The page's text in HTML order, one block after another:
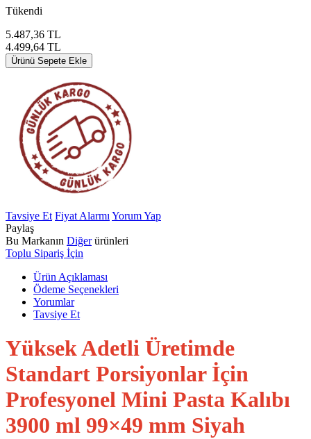
Tükendi
5.487,36 TL
4.499,64 TL
Ürünü Sepete Ekle
Tavsiye Et Fiyat Alarmı Yorum Yap
Paylaş
Bu Markanın Diğerürünleri
Toplu Sipariş İçin
Ürün Açıklaması
Ödeme Seçenekleri
Yorumlar
Tavsiye Et
Yüksek Adetli Üretimde
Standart Porsiyonlar İçin
Profesyonel Mini Pasta Kalıbı
3900 ml 99×49 mm Siyah